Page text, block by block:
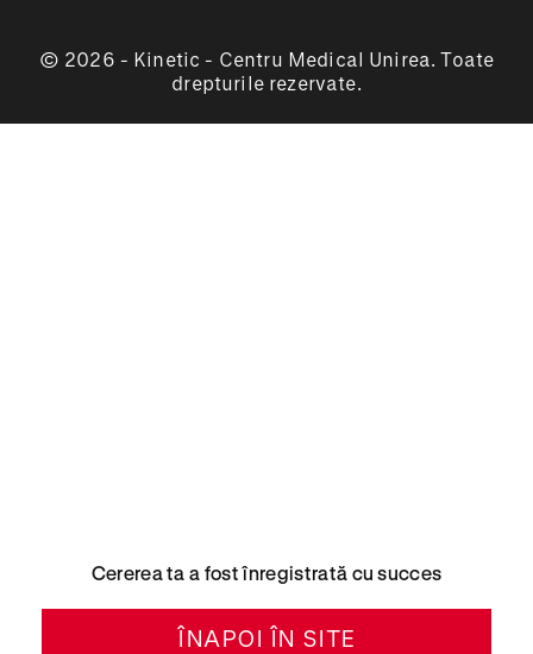
© 2026 - Kinetic - Centru Medical Unirea. Toate
drepturile rezervate.
Cererea ta a fost înregistrată cu succes
ÎNAPOI ÎN SITE